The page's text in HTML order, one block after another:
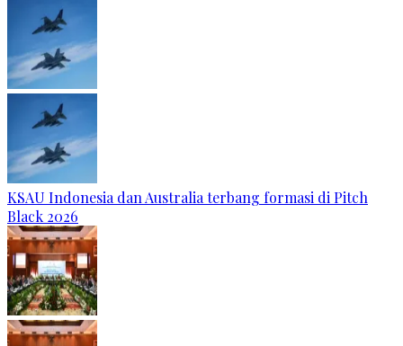
KSAU Indonesia dan Australia terbang formasi di Pitch
Black 2026